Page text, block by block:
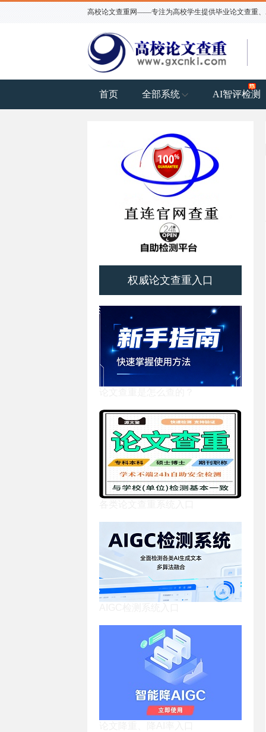
高校论文查重网——专注为高校学生提供毕业论文查重
首页 全部系统 AI智评检测
权威论文查重入口